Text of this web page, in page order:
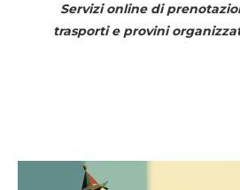
Servizi online di
trasporti e provini